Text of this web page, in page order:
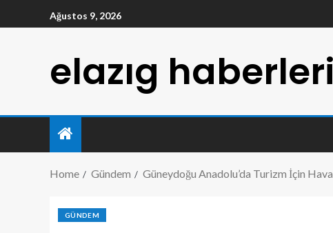
Ağustos 9, 2026
elazıg haberleri
Home Gündem Güneydoğu Anadolu’da Turizm İçin
GÜNDEM